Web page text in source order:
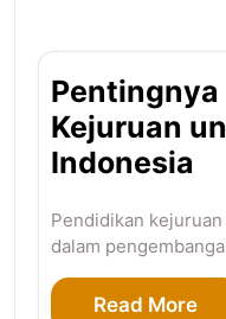
Kejuruan
Indonesia
Pendidikan
dalam
Read More